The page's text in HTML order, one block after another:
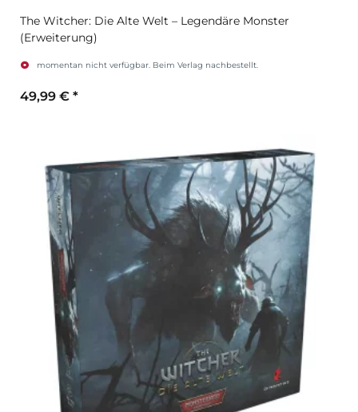
The Witcher: Die Alte Welt – Legendäre Monster
(Erweiterung)
momentan nicht verfügbar. Beim Verlag nachbestellt.
49,99 € *